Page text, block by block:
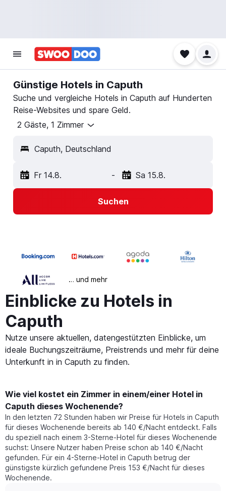
Günstige Hotels in Caputh
Suche und vergleiche Hotels in Caputh auf Hunderten
Reise-Websites und spare Geld.
2 Gäste, 1 Zimmer
Caputh, Deutschland
Fr 14.8. - Sa 15.8.
Suchen
… und mehr
Einblicke zu Hotels in
Caputh
Nutze unsere aktuellen, datengestützten Einblicke, um
ideale Buchungszeiträume, Preistrends und mehr für deine
Unterkunft in in Caputh zu finden.
Wie viel kostet ein Zimmer in einem/einer Hotel in
Caputh dieses Wochenende?
In den letzten 72 Stunden haben wir Preise für Hotels in Caputh
für dieses Wochenende bereits ab 140 €/Nacht entdeckt. Falls
du speziell nach einem 3-Sterne-Hotel für dieses Wochenende
suchst: Unsere Nutzer haben Preise schon ab 140 €/Nacht
gefunden. Für ein 4-Sterne-Hotel in Caputh betrug der
günstigste kürzlich gefundene Preis 153 €/Nacht für dieses
Wochenende.